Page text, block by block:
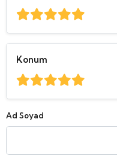
Konum
Ad Soyad